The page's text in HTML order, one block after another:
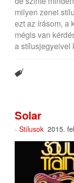
milyen zenei
ezt az írásom, a
mégis van
a stílusjegyeivel
Solar
- Stílusok 2015.